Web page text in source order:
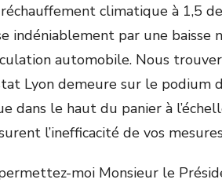
climatique à 1,5
indéniablement par une baisse
automobile. Nous
Lyon demeure sur le podium
dans le haut du panier à
l’inefficacité de vos
moi Monsieur le